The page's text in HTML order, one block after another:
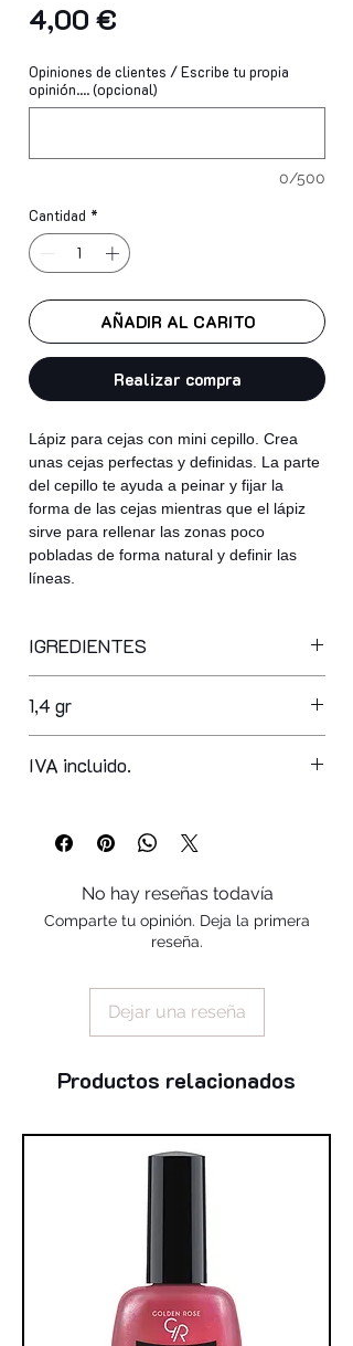
4,00 €
Opiniones de clientes / Escribe tu propia
opinión.... (opcional)
0/500
Cantidad *
AÑADIR AL CARITO
Realizar compra
Lápiz para cejas con mini cepillo. Crea
unas cejas perfectas y definidas. La parte
del cepillo te ayuda a peinar y fijar la
forma de las cejas mientras que el lápiz
sirve para rellenar las zonas poco
pobladas de forma natural y definir las
líneas.
IGREDIENTES
triglyceride, copernicia cerifera cera,
hydrogenated microcrystalline wax,
glyceryl ricinoleate, octyldodecanol,
castor oil, isopropyl lanolate, myristyl
myristate, cera alba, acetylated lanolin,
isododecane, vp/hexadecene
copolymer, dimethicone,
phenoxyethanol, allantoin, aloe vera
callus extract, butyrospermum parkii
octadecyl di-t-butyl-4-
hydroxyhydrocinnamate
1,4 gr
IVA incluido.
No hay reseñas todavía
Comparte tu opinión. Deja la primera
reseña.
Dejar una reseña
Productos relacionados